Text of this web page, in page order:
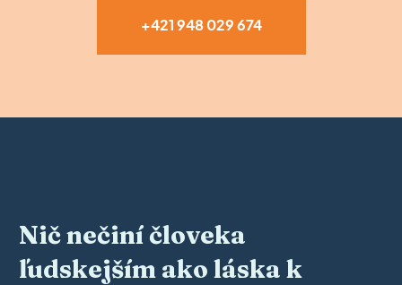
+421 948 029 674
Nič nečiní človeka
ľudskejším ako láska k